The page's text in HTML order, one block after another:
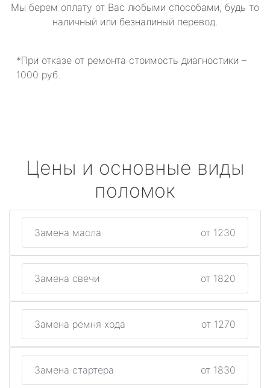
Мы берем оплату от Вас любыми способами, будь то
наличный или безналиный перевод.
*При отказе от ремонта стоимость диагностики –
1000 руб.
Цены и основные виды
поломок
Замена масла от 1230
Замена свечи от 1820
Замена ремня хода от 1270
Замена стартера от 1830